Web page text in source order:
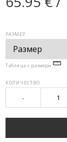
РАЗМЕР
Таблица с размери
КОЛИЧЕСТВО
-